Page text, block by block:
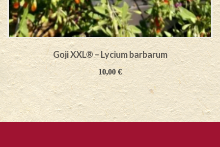
Goji XXL® – Lycium barbarum
10,00€